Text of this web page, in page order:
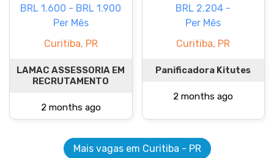
BRL 1.600 - BRL 1.900
Per Mês
Curitiba, PR
LAMAC ASSESSORIA EM
RECRUTAMENTO
2 months ago
BRL 2.204 -
Per Mês
Curitiba, PR
Panificadora Kitutes
2 months ago
Mais vagas em Curitiba - PR